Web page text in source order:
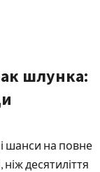
шлунка:
шанси на повне
десятиліття